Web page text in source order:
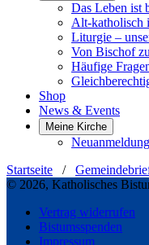
Das Leben ist
Alt-katholisch
Liturgie –
Von Bischof
Häufige
Shop
News & Events
Meine Kirche
Startseite /
© 2026, Katholisches
Vertrag widerrufen
Bistumsspenden
Impressum